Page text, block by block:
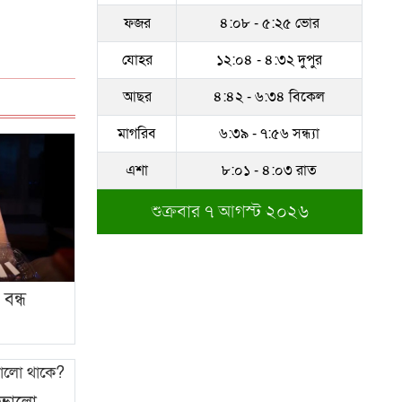
সম্পদের পাহাড় গড়েছেন
নকল নবিশ আতাউর রহমান
অবশেষে বরখাস্ত রাজউকের
শফিউল্লাহ বাবু
১৮ জুলাই সব মোবাইল
গ্রাহকরা পাবেন ১ জিবি ফ্রি
শেরে বাংলা বালিকা
ফজর
৪:০৮ - ৫:২৫ ভোর
যোহর
১২:০৪ - ৪:৩২ দুপুর
আছর
৪:৪২ - ৬:৩৪ বিকেল
মাগরিব
৬:৩৯ - ৭:৫৬ সন্ধ্যা
এশা
৮:০১ - ৪:০৩ রাত
শুক্রবার ৭ আগস্ট ২০২৬